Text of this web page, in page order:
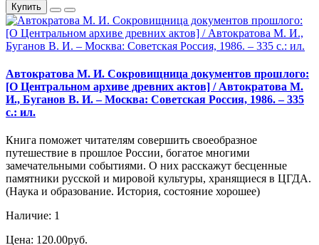
Купить
Автократова М. И. Сокровищница документов прошлого:
[О Центральном архиве древних актов] / Автократова М.
И., Буганов В. И. – Москва: Советская Россия, 1986. – 335
с.: ил.
Книга поможет читателям совершить своеобразное
путешествие в прошлое России, богатое многими
замечательными событиями. О них расскажут бесценные
памятники русской и мировой культуры, хранящиеся в ЦГДА.
(Наука и образование. История, состояние хорошее)
Наличие: 1
Цена: 120.00руб.